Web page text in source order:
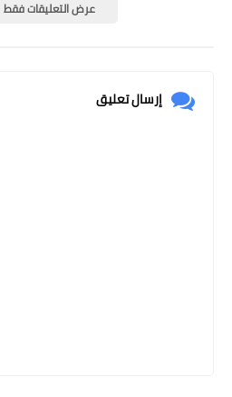
عرض التعليقات فقط
إرسال تعليق